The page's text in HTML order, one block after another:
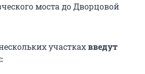
моста до Дворцовой
участкахвведут